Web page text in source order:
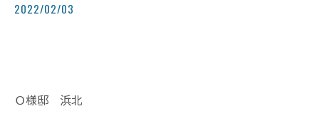
2022/02/03
Ｏ様邸 浜北